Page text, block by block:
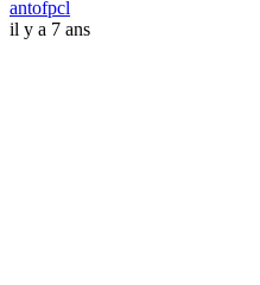
antofpcl
il y a 7 ans